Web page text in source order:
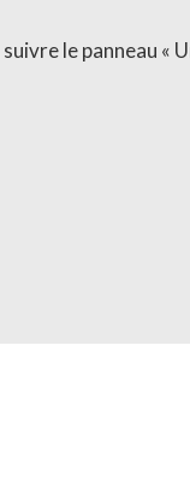
le panneau «